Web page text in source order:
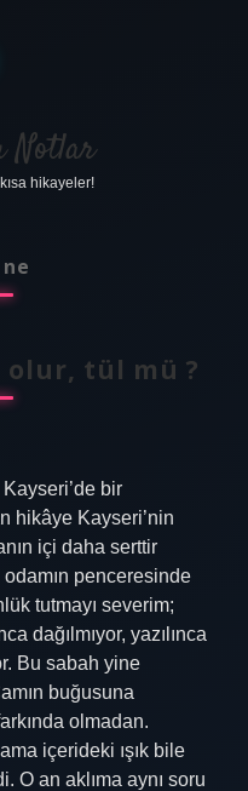
Notlar
hikayeler!
ne
olur, tül mü ?
bir
hikâye Kayseri’nin
içi daha serttir
penceresinde
tutmayı severim;
dağılmıyor, yazılınca
Bu sabah yine
buğusuna
olmadan.
içerideki ışık bile
O an aklıma aynı soru